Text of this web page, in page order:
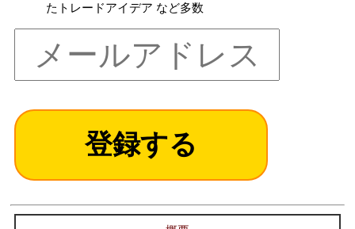
たトレードアイデア など多数